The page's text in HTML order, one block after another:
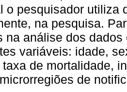
o pesquisador utiliza
na pesquisa.
na análise dos
variáveis: idade,
de mortalidade,
de